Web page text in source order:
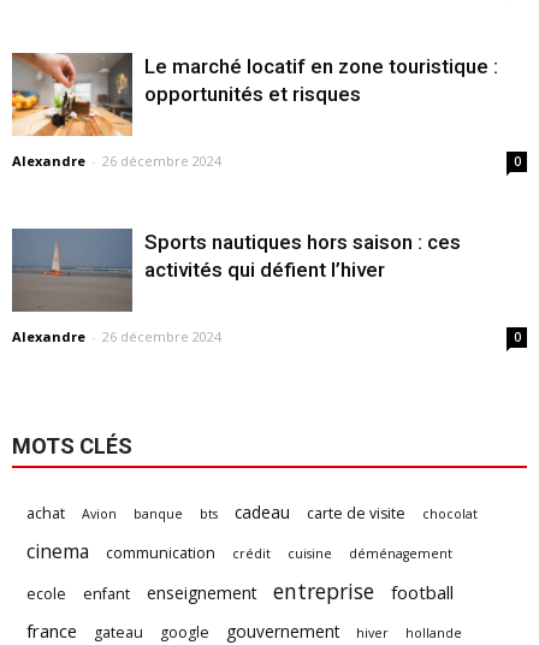
Le marché locatif en zone touristique :
opportunités et risques
Alexandre - 26 décembre 2024 0
Sports nautiques hors saison : ces
activités qui défient l’hiver
Alexandre - 26 décembre 2024 0
MOTS CLÉS
achat Avion banque bts cadeau carte de visite chocolat
cinema communication crédit cuisine déménagement
ecole enfant enseignement entreprise
football
france
gateau google gouvernement hiver hollande